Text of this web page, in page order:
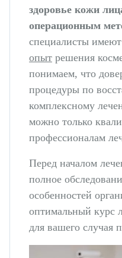
Липосакция
Липофилинг
Уменьшение талии
Пластика ягодиц
Интимная пластика
Пластика для мужчин
Косметология
Лечебная
Инъекционное
здоровье кожи
операционным
специалисты имеют
опыт решения
понимаем, что
процедуры по
комплексному
можно только
профессионалам
Перед началом
полное
особенностей
оптимальный курс
для вашего случая